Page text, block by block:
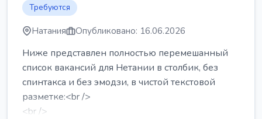
Требуются
Натания Опубликовано: 16.06.2026
Ниже представлен полностью перемешанный
список вакансий для Нетании в столбик, без
спинтакса и без эмодзи, в чистой текстовой
разметке:<br />
<br />